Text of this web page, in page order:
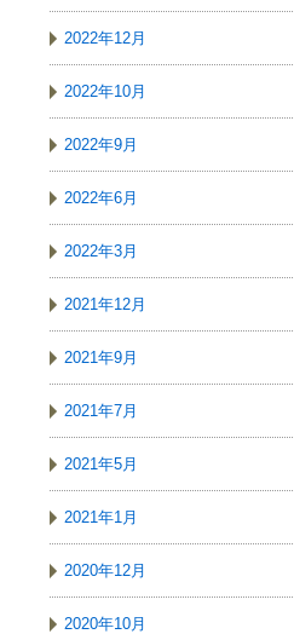
2022年12月
2022年10月
2022年9月
2022年6月
2022年3月
2021年12月
2021年9月
2021年7月
2021年5月
2021年1月
2020年12月
2020年10月